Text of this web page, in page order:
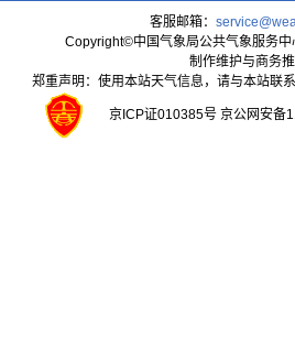
客服邮箱：
Copyright©中国气象局公共气象服务
制作维护与商务
郑重声明：使用本站天气信息，请与本站联
京ICP证010385号 京公网安备